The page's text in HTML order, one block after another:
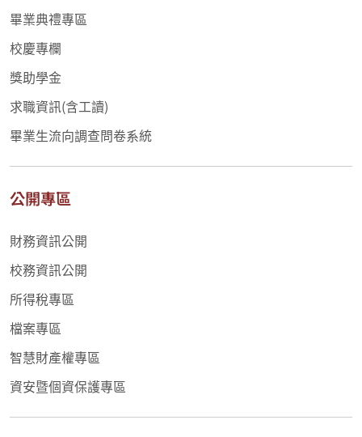
畢業典禮專區
校慶專欄
獎助學金
求職資訊(含工讀)
畢業生流向調查問卷系統
公開專區
財務資訊公開
校務資訊公開
所得稅專區
檔案專區
智慧財產權專區
資安暨個資保護專區